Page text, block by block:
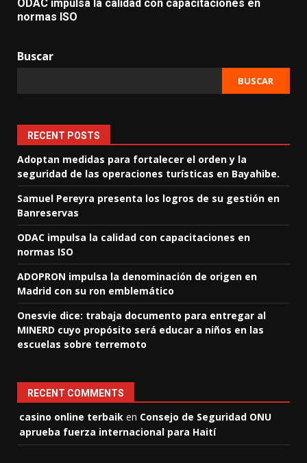
ODAC impulsa la calidad con capacitaciones en
normas ISO
Buscar
BUSCAR
RECENT POSTS
Adoptan medidas para fortalecer el orden y la
seguridad de las operaciones turísticas en Bayahibe.
Samuel Pereyra presenta los logros de su gestión en
Banreservas
ODAC impulsa la calidad con capacitaciones en
normas ISO
ADOPRON impulsa la denominación de origen en
Madrid con su ron emblemático
Onesvie dice: trabaja documento para entregar al
MINERD cuyo propósito será educar a niños en las
escuelas sobre terremoto
RECENT COMMENTS
casino online terbaik en Consejo de Seguridad ONU
aprueba fuerza internacional para Haití